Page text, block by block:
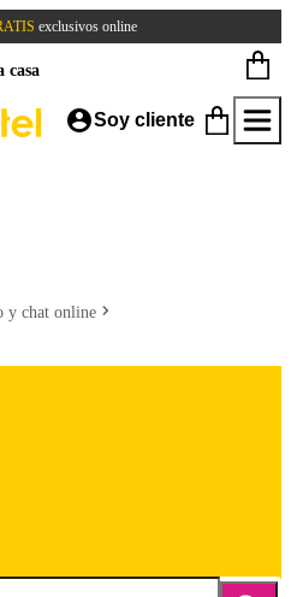
exclusivos online
casa
Soy cliente
y chat online